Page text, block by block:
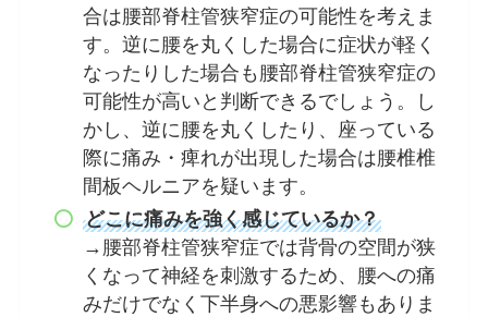
合は腰部脊柱管狭窄症の可能性を考えま
す。逆に腰を丸くした場合に症状が軽く
なったりした場合も腰部脊柱管狭窄症の
可能性が高いと判断できるでしょう。し
かし、逆に腰を丸くしたり、座っている
際に痛み・痺れが出現した場合は腰椎椎
間板ヘルニアを疑います。
どこに痛みを強く感じているか？
→腰部脊柱管狭窄症では背骨の空間が狭
くなって神経を刺激するため、腰への痛
みだけでなく下半身への悪影響もありま